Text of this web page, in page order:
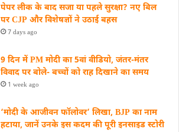
पेपर लीक के बाद सजा या पहले सुरक्षा? नए बिल
पर CJP और विशेषज्ञों ने उठाई बहस
7 days ago
9 दिन में PM मोदी का 5वां वीडियो, जंतर-मंतर
विवाद पर बोले- बच्चों को राह दिखाने का समय
1 week ago
‘मोदी के आजीवन फॉलोवर’ लिखा, BJP का नाम
हटाया, जानें उनके इस कदम की पूरी इनसाइड स्‍टोरी